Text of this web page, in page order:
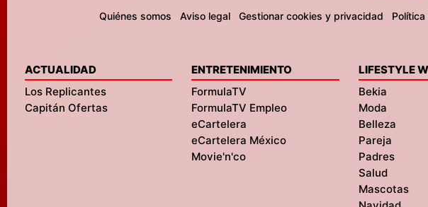
Quiénes somos Aviso legal Gestionar cookies y privacidad
ACTUALIDAD
Los Replicantes
Capitán Ofertas
ENTRETENIMIENTO
FormulaTV
FormulaTV Empleo
eCartelera
eCartelera México
Movie'n'co
LIFESTYLE W
Bekia
Moda
Belleza
Pareja
Padres
Salud
Mascotas